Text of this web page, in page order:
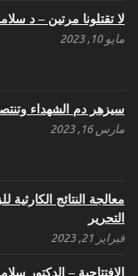
لا تقتلونا مرتين – د
مايو 10, 2023
سيزهر دم الشهداء
مارس 16, 2023
معالجة النتائج
التحرير
فبراير 21, 2023
الافتتاحية – الدكتور